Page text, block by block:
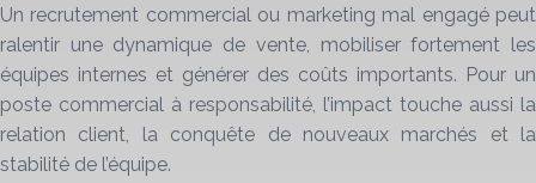
Un recrutement commercial ou marketing mal engagé peut
ralentir une dynamique de vente, mobiliser fortement les
équipes internes et générer des coûts importants. Pour un
poste commercial à responsabilité, l’impact touche aussi la
relation client, la conquête de nouveaux marchés et la
stabilité de l’équipe.